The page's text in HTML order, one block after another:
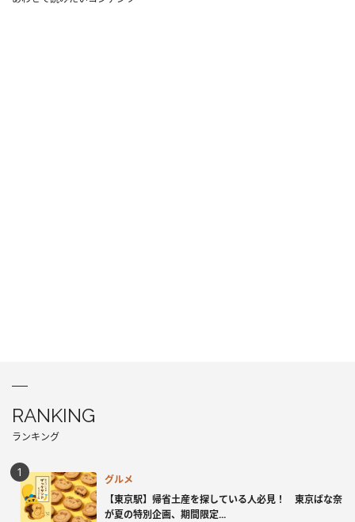
RANKING
ランキング
グルメ
【東京駅】帰省土産を探している人必見！ 東京ばな奈
が夏の特別企画、期間限定...